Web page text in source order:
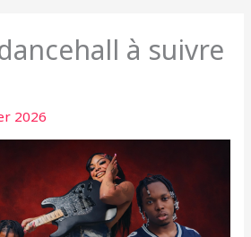
à suivre
2026